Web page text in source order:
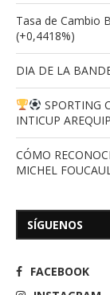
Tasa de Cambio
(+0,4418%)
DIA DE LA
SPORTING
INTICUP
CÓMO
MICHEL
SÍGUENOS
FACEBOOK